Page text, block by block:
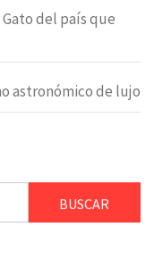
del país que
astronómico de lujo